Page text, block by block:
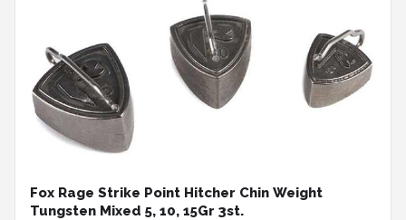
Fox Rage Strike Point Hitcher Chin Weight
Tungsten Mixed 5, 10, 15Gr 3st.